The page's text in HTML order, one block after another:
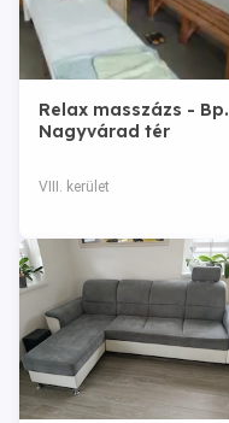
Relax masszázs - Bp.
Nagyvárad tér
VIII. kerület